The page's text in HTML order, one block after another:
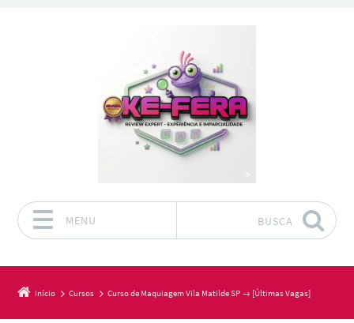
MENU BUSCA
Início Cursos Curso de Maquiagem Vila Matilde SP → [Últimas Vagas]